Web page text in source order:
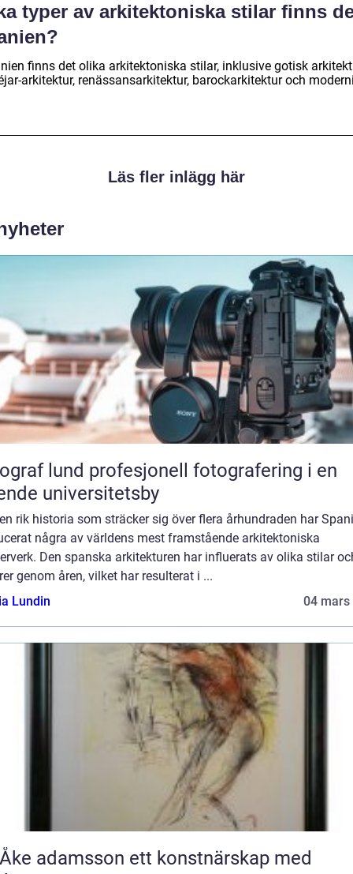
typer av arkitektoniska stilar finns
finns det olika arkitektoniska stilar, inklusive gotisk
arkitektur, renässansarkitektur, barockarkitektur och
Läs fler inlägg här
profesjonell fotografering i en
universitetsby
rik historia som sträcker sig över flera århundraden har
några av världens mest framstående arkitektoniska
Den spanska arkitekturen har influerats av olika stilar
genom åren, vilket har resulterat i ...
Lundin
04 mars
ett konstnärskap med